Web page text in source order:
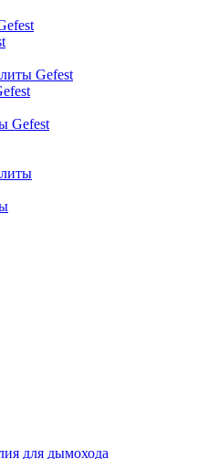
Gefest
Gefest
для дымохода